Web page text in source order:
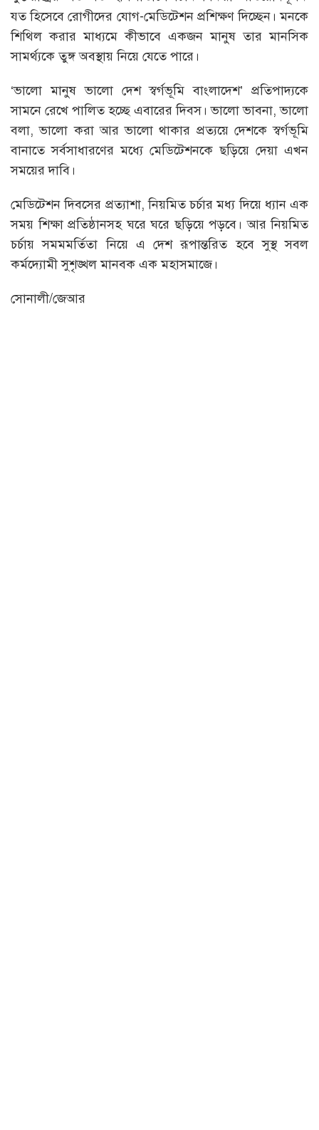
যত হিসেবে রোগীদের যোগ-মেডিটেশন প্রশিক্ষণ দিচ্ছেন। মনকে
শিথিল করার মাধ্যমে কীভাবে একজন মানুষ তার মানসিক
সামর্থ্যকে তুঙ্গ অবস্থায় নিয়ে যেতে পারে।
‘ভালো মানুষ ভালো দেশ স্বর্গভূমি বাংলাদেশ’ প্রতিপাদ্যকে
সামনে রেখে পালিত হচ্ছে এবারের দিবস। ভালো ভাবনা, ভালো
বলা, ভালো করা আর ভালো থাকার প্রত্যয়ে দেশকে স্বর্গভূমি
বানাতে সর্বসাধারণের মধ্যে মেডিটেশনকে ছড়িয়ে দেয়া এখন
সময়ের দাবি।
মেডিটেশন দিবসের প্রত্যাশা, নিয়মিত চর্চার মধ্য দিয়ে ধ্যান এক
সময় শিক্ষা প্রতিষ্ঠানসহ ঘরে ঘরে ছড়িয়ে পড়বে। আর নিয়মিত
চর্চায় সমমমর্তিতা নিয়ে এ দেশ রূপান্তরিত হবে সুস্থ সবল
কর্মদ্যোমী সুশৃঙ্খল মানবক এক মহাসমাজে।
সোনালী/জেআর